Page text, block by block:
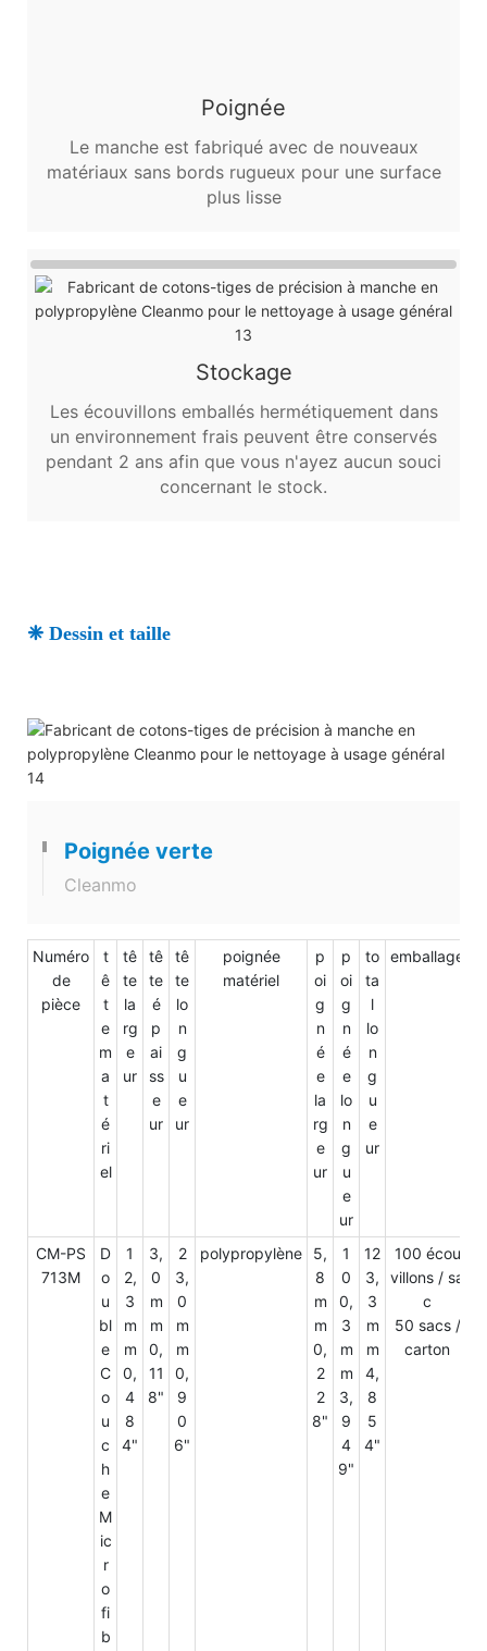
Poignée
Le manche est fabriqué avec de nouveaux
matériaux sans bords rugueux pour une surface
plus lisse
Stockage
Les écouvillons emballés hermétiquement dans
un environnement frais peuvent être conservés
pendant 2 ans afin que vous n'ayez aucun souci
concernant le stock.
❈ Dessin et taille
Poignée verte
Cleanmo
Numéro
de
pièce
t
ê
t
e
m
a
t
é
ri
el
tê
te
la
rg
e
ur
tê
te
é
p
ai
ss
e
ur
tê
te
lo
n
g
u
e
ur
poignée
matériel
p
oi
g
n
é
e
la
rg
e
ur
p
oi
g
n
é
e
lo
n
g
u
e
ur
to
ta
l
lo
n
g
u
e
ur
emballage
CM-PS
713M
D
o
u
bl
e
C
o
u
c
h
e
M
ic
r
o
fi
b
1
2,
3
m
m
0,
4
8
4"
3,
0
m
m
0,
11
8"
2
3,
0
m
m
0,
9
0
6"
polypropylène
5,
8
m
m
0,
2
2
8"
1
0
0,
3
m
m
3,
9
4
9"
12
3,
3
m
m
4,
8
5
4"
100 écou
villons / sa
c
50 sacs /
carton